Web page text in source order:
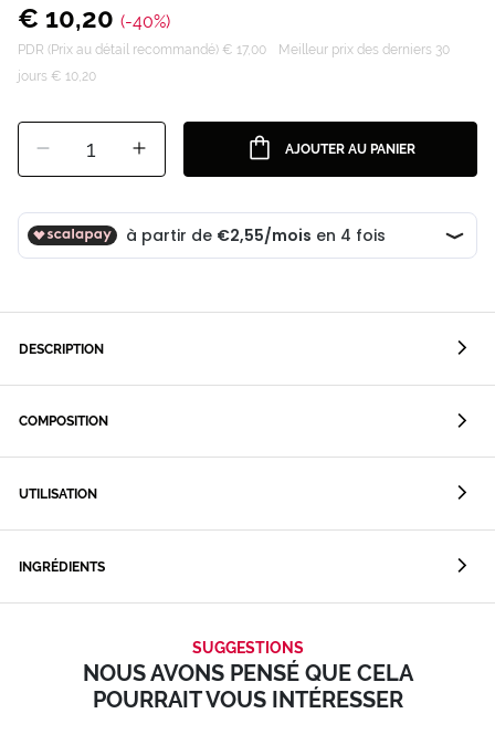
€ 10,20 (-40%)
PDR (Prix au détail recommandé) € 17,00
Meilleur prix des derniers 30
jours € 10,20
1 AJOUTER AU PANIER
DESCRIPTION
COMPOSITION
UTILISATION
INGRÉDIENTS
SUGGESTIONS
NOUS AVONS PENSÉ QUE CELA
POURRAIT VOUS INTÉRESSER